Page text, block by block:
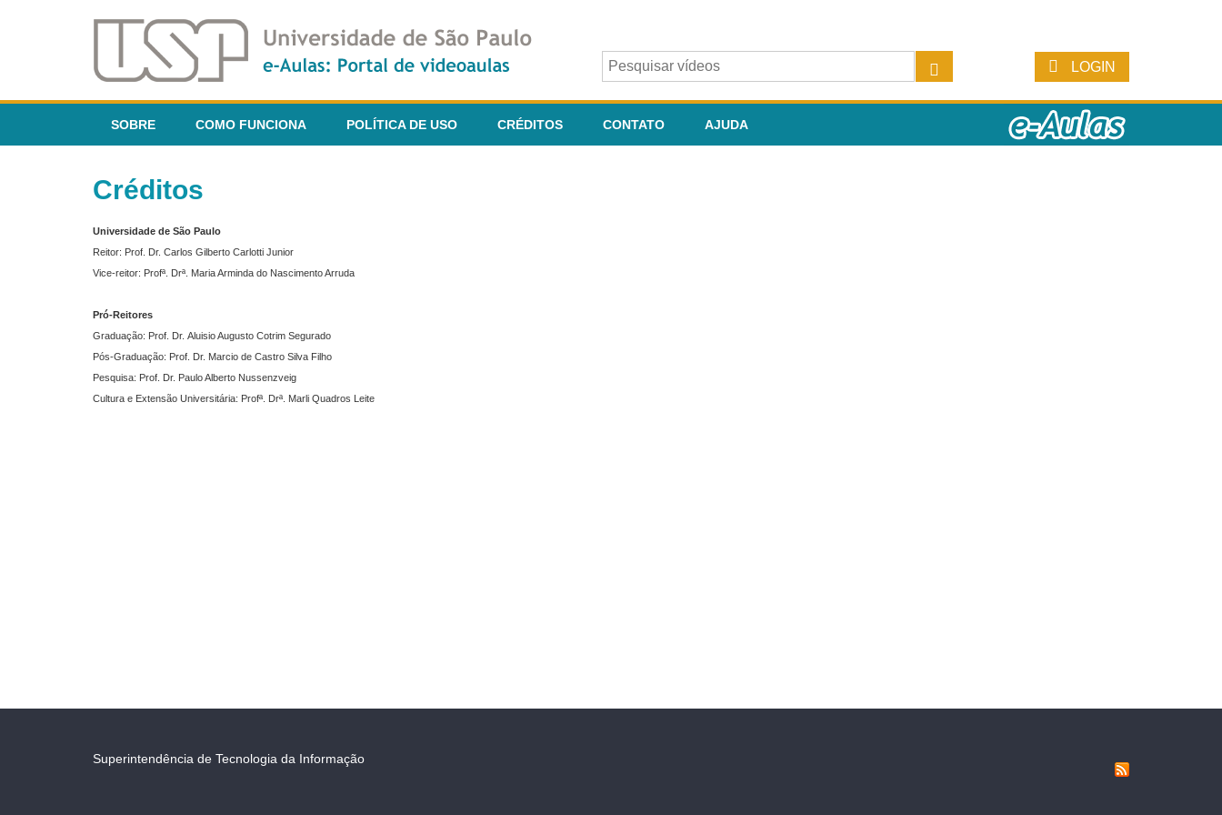
LOGIN
SOBRE COMO FUNCIONA POLÍTICA DE USO CRÉDITOS CONTATO AJUDA
Créditos
Universidade de São Paulo
Reitor: Prof. Dr. Carlos Gilberto Carlotti Junior
Vice-reitor: Profª. Drª. Maria Arminda do Nascimento Arruda
Pró-Reitores
Graduação: Prof. Dr. Aluisio Augusto Cotrim Segurado
Pós-Graduação: Prof. Dr. Marcio de Castro Silva Filho
Pesquisa: Prof. Dr. Paulo Alberto Nussenzveig
Cultura e Extensão Universitária: Profª. Drª. Marli Quadros Leite
Superintendência de Tecnologia da Informação